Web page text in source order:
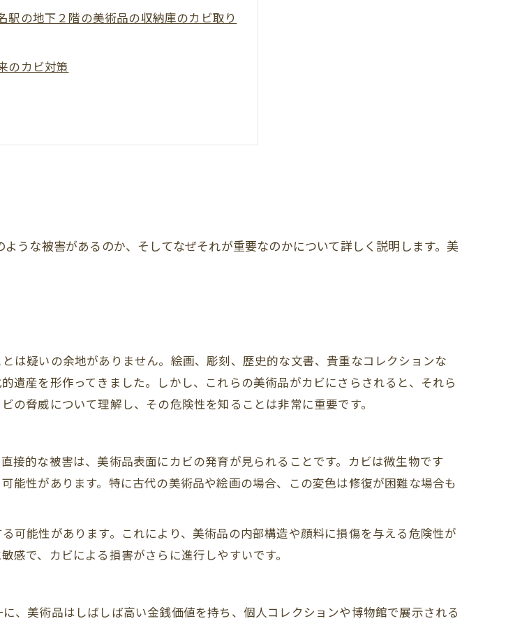
駅の地下２階の美術品の収納庫のカビ取り
のカビ対策
うな被害があるのか、そしてなぜそれが重要なのかについて詳しく説明します。美
は疑いの余地がありません。絵画、彫刻、歴史的な文書、貴重なコレクションな
遺産を形作ってきました。しかし、これらの美術品がカビにさらされると、それら
脅威について理解し、その危険性を知ることは非常に重要です。
接的な被害は、美術品表面にカビの発育が見られることです。カビは微生物です
能性があります。特に古代の美術品や絵画の場合、この変色は修復が困難な場合も
可能性があります。これにより、美術品の内部構造や顔料に損傷を与える危険性が
で、カビによる損害がさらに進行しやすいです。
、美術品はしばしば高い金銭価値を持ち、個人コレクションや博物館で展示される